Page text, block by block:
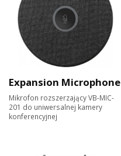
Expansion Microphone
Mikrofon rozszerzający VB-MIC-
201 do uniwersalnej kamery
konferencyjnej